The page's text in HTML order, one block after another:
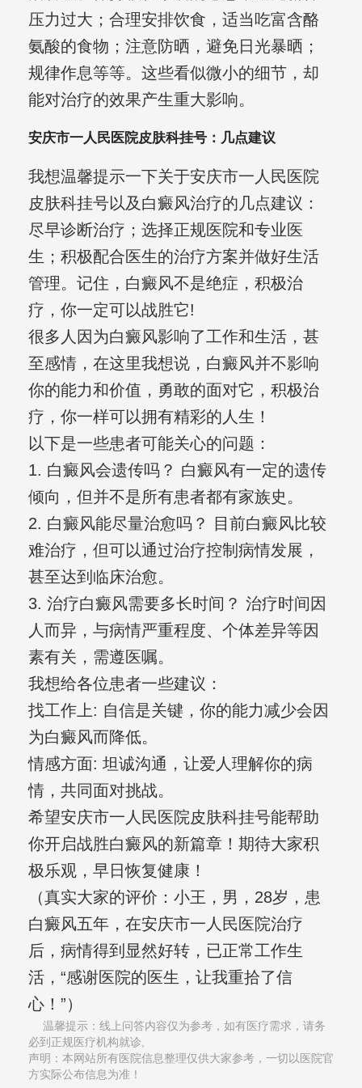
压力过大；合理安排饮食，适当吃富含酪
氨酸的食物；注意防晒，避免日光暴晒；
规律作息等等。这些看似微小的细节，却
能对治疗的效果产生重大影响。
安庆市一人民医院皮肤科挂号：几点建议
我想温馨提示一下关于安庆市一人民医院
皮肤科挂号以及白癜风治疗的几点建议：
尽早诊断治疗；选择正规医院和专业医
生；积极配合医生的治疗方案并做好生活
管理。记住，白癜风不是绝症，积极治
疗，你一定可以战胜它!
很多人因为白癜风影响了工作和生活，甚
至感情，在这里我想说，白癜风并不影响
你的能力和价值，勇敢的面对它，积极治
疗，你一样可以拥有精彩的人生！
以下是一些患者可能关心的问题：
1. 白癜风会遗传吗？ 白癜风有一定的遗传
倾向，但并不是所有患者都有家族史。
2. 白癜风能尽量治愈吗？ 目前白癜风比较
难治疗，但可以通过治疗控制病情发展，
甚至达到临床治愈。
3. 治疗白癜风需要多长时间？ 治疗时间因
人而异，与病情严重程度、个体差异等因
素有关，需遵医嘱。
我想给各位患者一些建议：
找工作上: 自信是关键，你的能力减少会因
为白癜风而降低。
情感方面: 坦诚沟通，让爱人理解你的病
情，共同面对挑战。
希望安庆市一人民医院皮肤科挂号能帮助
你开启战胜白癜风的新篇章！期待大家积
极乐观，早日恢复健康！
（真实大家的评价：小王，男，28岁，患
白癜风五年，在安庆市一人民医院治疗
后，病情得到显然好转，已正常工作生
活，“感谢医院的医生，让我重拾了信
心！”）
温馨提示：线上问答内容仅为参考，如有医疗需求，请务
必到正规医疗机构就诊,
声明：本网站所有医院信息整理仅供大家参考，一切以医院官
方实际公布信息为准！